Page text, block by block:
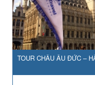
TOUR CHÂU ÂU ĐỨC –